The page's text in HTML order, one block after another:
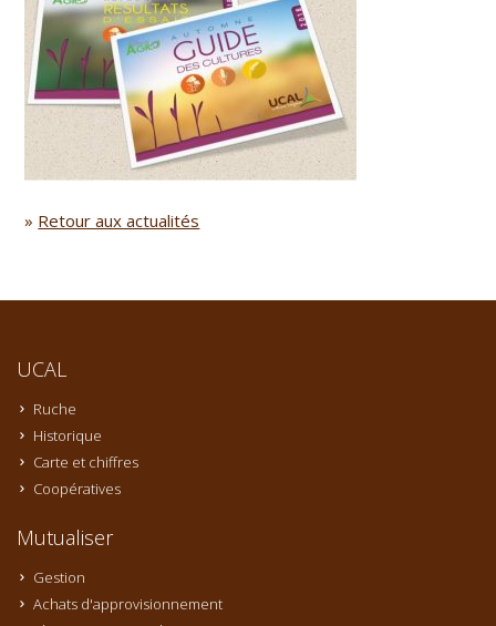
» Retour aux actualités
UCAL
Ruche
Historique
Carte et chiffres
Coopératives
Mutualiser
Gestion
Achats d'approvisionnement